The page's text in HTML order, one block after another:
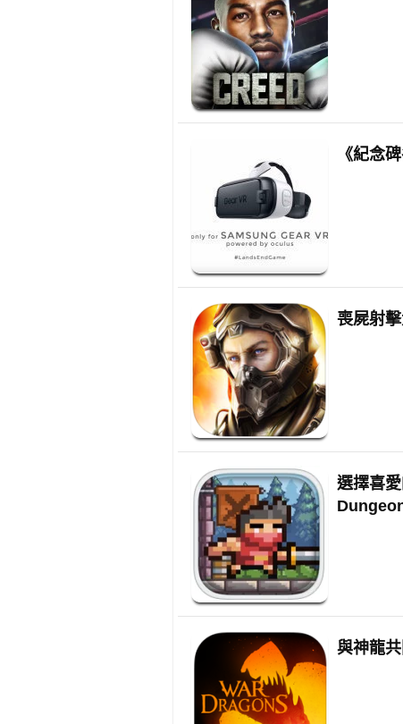
《紀念
喪屍射
選擇喜
與神龍